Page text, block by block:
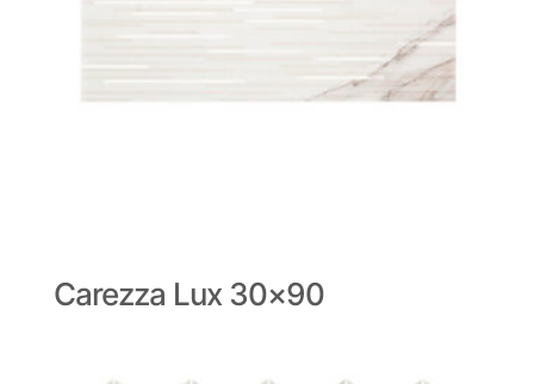
Carezza Lux 30×90